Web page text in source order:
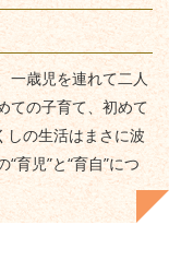
一歳児を連れて二人
ての子育て、初めて
の生活はまさに波
育児”と“育自”につ